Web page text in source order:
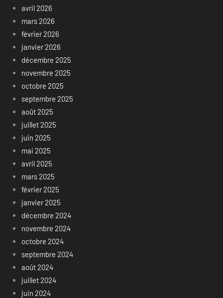
avril 2026
mars 2026
février 2026
janvier 2026
décembre 2025
novembre 2025
octobre 2025
septembre 2025
août 2025
juillet 2025
juin 2025
mai 2025
avril 2025
mars 2025
février 2025
janvier 2025
décembre 2024
novembre 2024
octobre 2024
septembre 2024
août 2024
juillet 2024
juin 2024